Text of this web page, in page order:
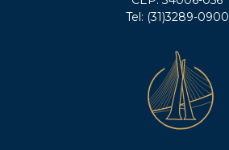
Tel: (31)3289-0900